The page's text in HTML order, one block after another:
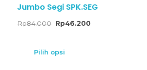
Jumbo Segi SPK.SEG
Rp84.000 Rp46.200
Pilih opsi